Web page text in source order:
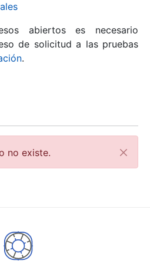
abiertos es necesario
de solicitud a las pruebas
.
Cerrar
no existe.